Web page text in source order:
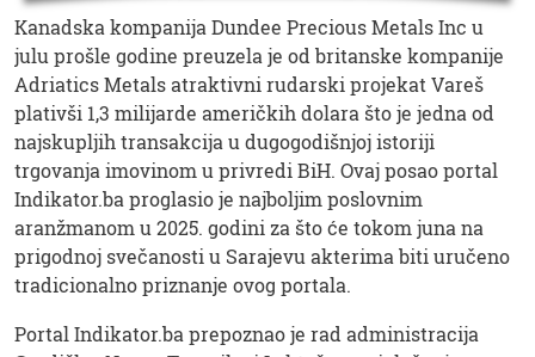
Kanadska kompanija Dundee Precious Metals Inc u
julu prošle godine preuzela je od britanske kompanije
Adriatics Metals atraktivni rudarski projekat Vareš
plativši 1,3 milijarde američkih dolara što je jedna od
najskupljih transakcija u dugogodišnjoj istoriji
trgovanja imovinom u privredi BiH. Ovaj posao portal
Indikator.ba proglasio je najboljim poslovnim
aranžmanom u 2025. godini za što će tokom juna na
prigodnoj svečanosti u Sarajevu akterima biti uručeno
tradicionalno priznanje ovog portala.
Portal Indikator.ba prepoznao je rad administracija